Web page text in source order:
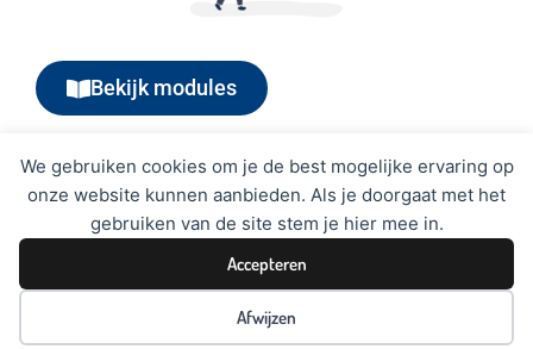
We gebruiken cookies om je de best mogelijke ervaring op
onze website kunnen aanbieden. Als je doorgaat met het
gebruiken van de site stem je hier mee in.
Accepteren
Afwijzen
Bekijk modules